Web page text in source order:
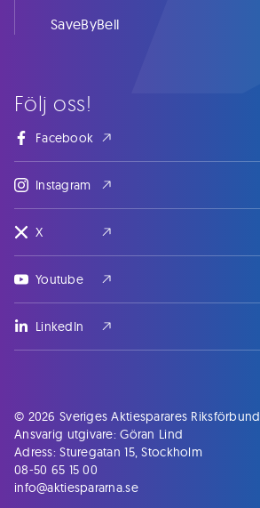
Följ oss!
Facebook
Instagram
X
Youtube
LinkedIn
SaveByBell
© 2026 Sveriges Aktiesparares Riksförbund
Ansvarig utgivare: Göran Lind
Adress: Sturegatan 15, Stockholm
08-50 65 15 00
info@aktiespararna.se